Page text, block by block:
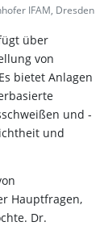
IFAM, Dresden
über
von
bietet Anlagen
und -
und
Hauptfragen,
Dr.